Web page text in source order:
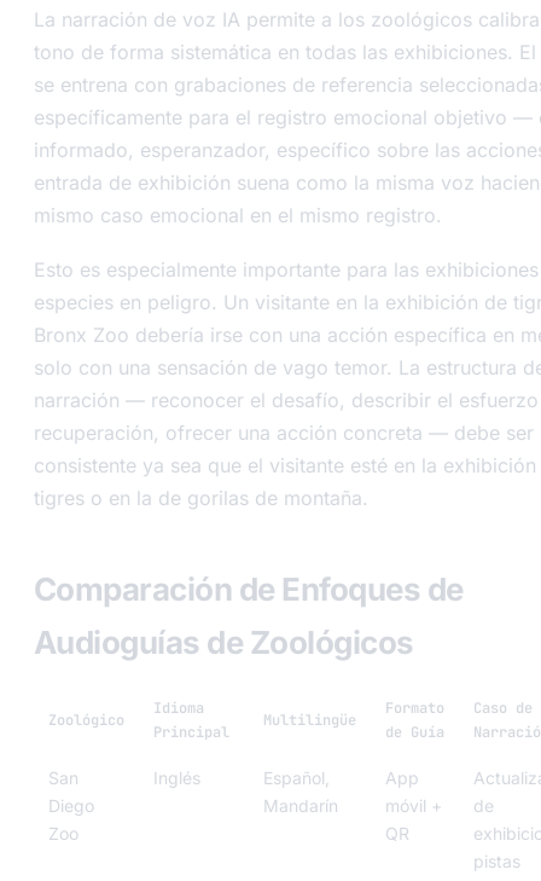
La narración de voz IA permite a los zoológicos
tono de forma sistemática en todas las exhibiciones.
se entrena con grabaciones de referencia
específicamente para el registro emocional objetivo —
informado, esperanzador, específico sobre las
entrada de exhibición suena como la misma voz
mismo caso emocional en el mismo registro.
Esto es especialmente importante para las
especies en peligro. Un visitante en la exhibición de
Bronx Zoo debería irse con una acción específica en
solo con una sensación de vago temor. La estructura
narración — reconocer el desafío, describir el
recuperación, ofrecer una acción concreta — debe ser
consistente ya sea que el visitante esté en la
tigres o en la de gorilas de montaña.
Comparación de Enfoques de
Audioguías de Zoológicos
Zoológico
Idioma
Principal
Multilingüe
Formato
de Guía
Caso de
San
Diego
Zoo
Inglés
Español,
Mandarín
App
móvil +
QR
de
pistas